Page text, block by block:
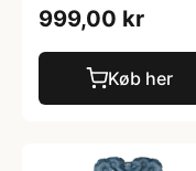
999,00 kr
Køb her